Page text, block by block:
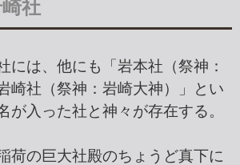
社
には、他にも「岩本社（祭神：
崎社（祭神：岩崎大神）」とい
が入った社と神々が存在する。
荷の巨大社殿のちょうど真下に